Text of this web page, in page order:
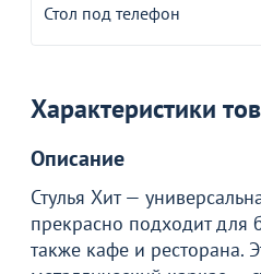
Стол под телефон
Характеристики
Описание
Стулья Хит —
прекрасно подходит для
также кафе и ресторана.